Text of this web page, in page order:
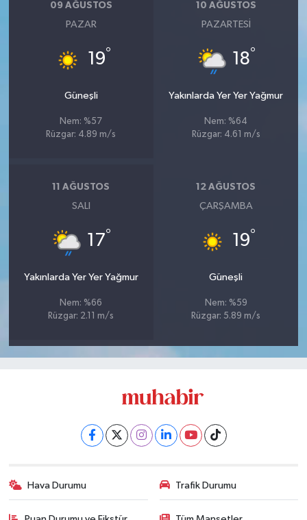
09 AĞUSTOS
PAZAR
19°
Güneşli
Nem: %57
Rüzgar: 4.89 m/s
10 AĞUSTOS
PAZARTESI
18°
Yakınlarda Yer Yer Yağmur
Nem: %64
Rüzgar: 4.61 m/s
11 AĞUSTOS
SALI
17°
Yakınlarda Yer Yer Yağmur
Nem: %66
Rüzgar: 2.11 m/s
12 AĞUSTOS
ÇARŞAMBA
19°
Güneşli
Nem: %59
Rüzgar: 5.89 m/s
Hava Durumu Trafik Durumu